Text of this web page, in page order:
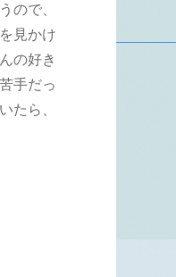
ので、
見かけ
の好き
手だっ
たら、